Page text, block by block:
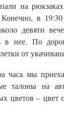
на
в 19:30
девяти
в нее. По
от
часа мы
талоны на
цветов – цвет